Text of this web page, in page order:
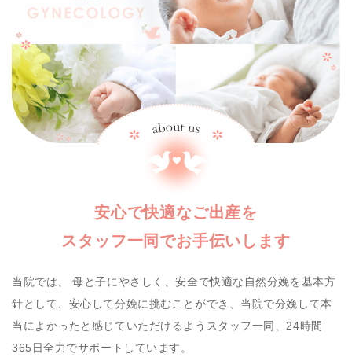
安心で快適なご出産を
スタッフ一同でお手伝いします
当院では、 母と子にやさしく、安全で快適な自然分娩を基本方
針として、安心して分娩に挑むことができ、当院で分娩して本
当によかったと感じていただけるようスタッフ一同、24時間
365日全力でサポートしています。